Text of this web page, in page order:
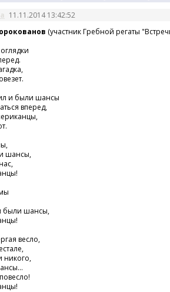
11.11.2014 13:42:52
(участник Гребной регаты
и были шансы
вперед,
шансы,
были шансы,
весло,
никого,